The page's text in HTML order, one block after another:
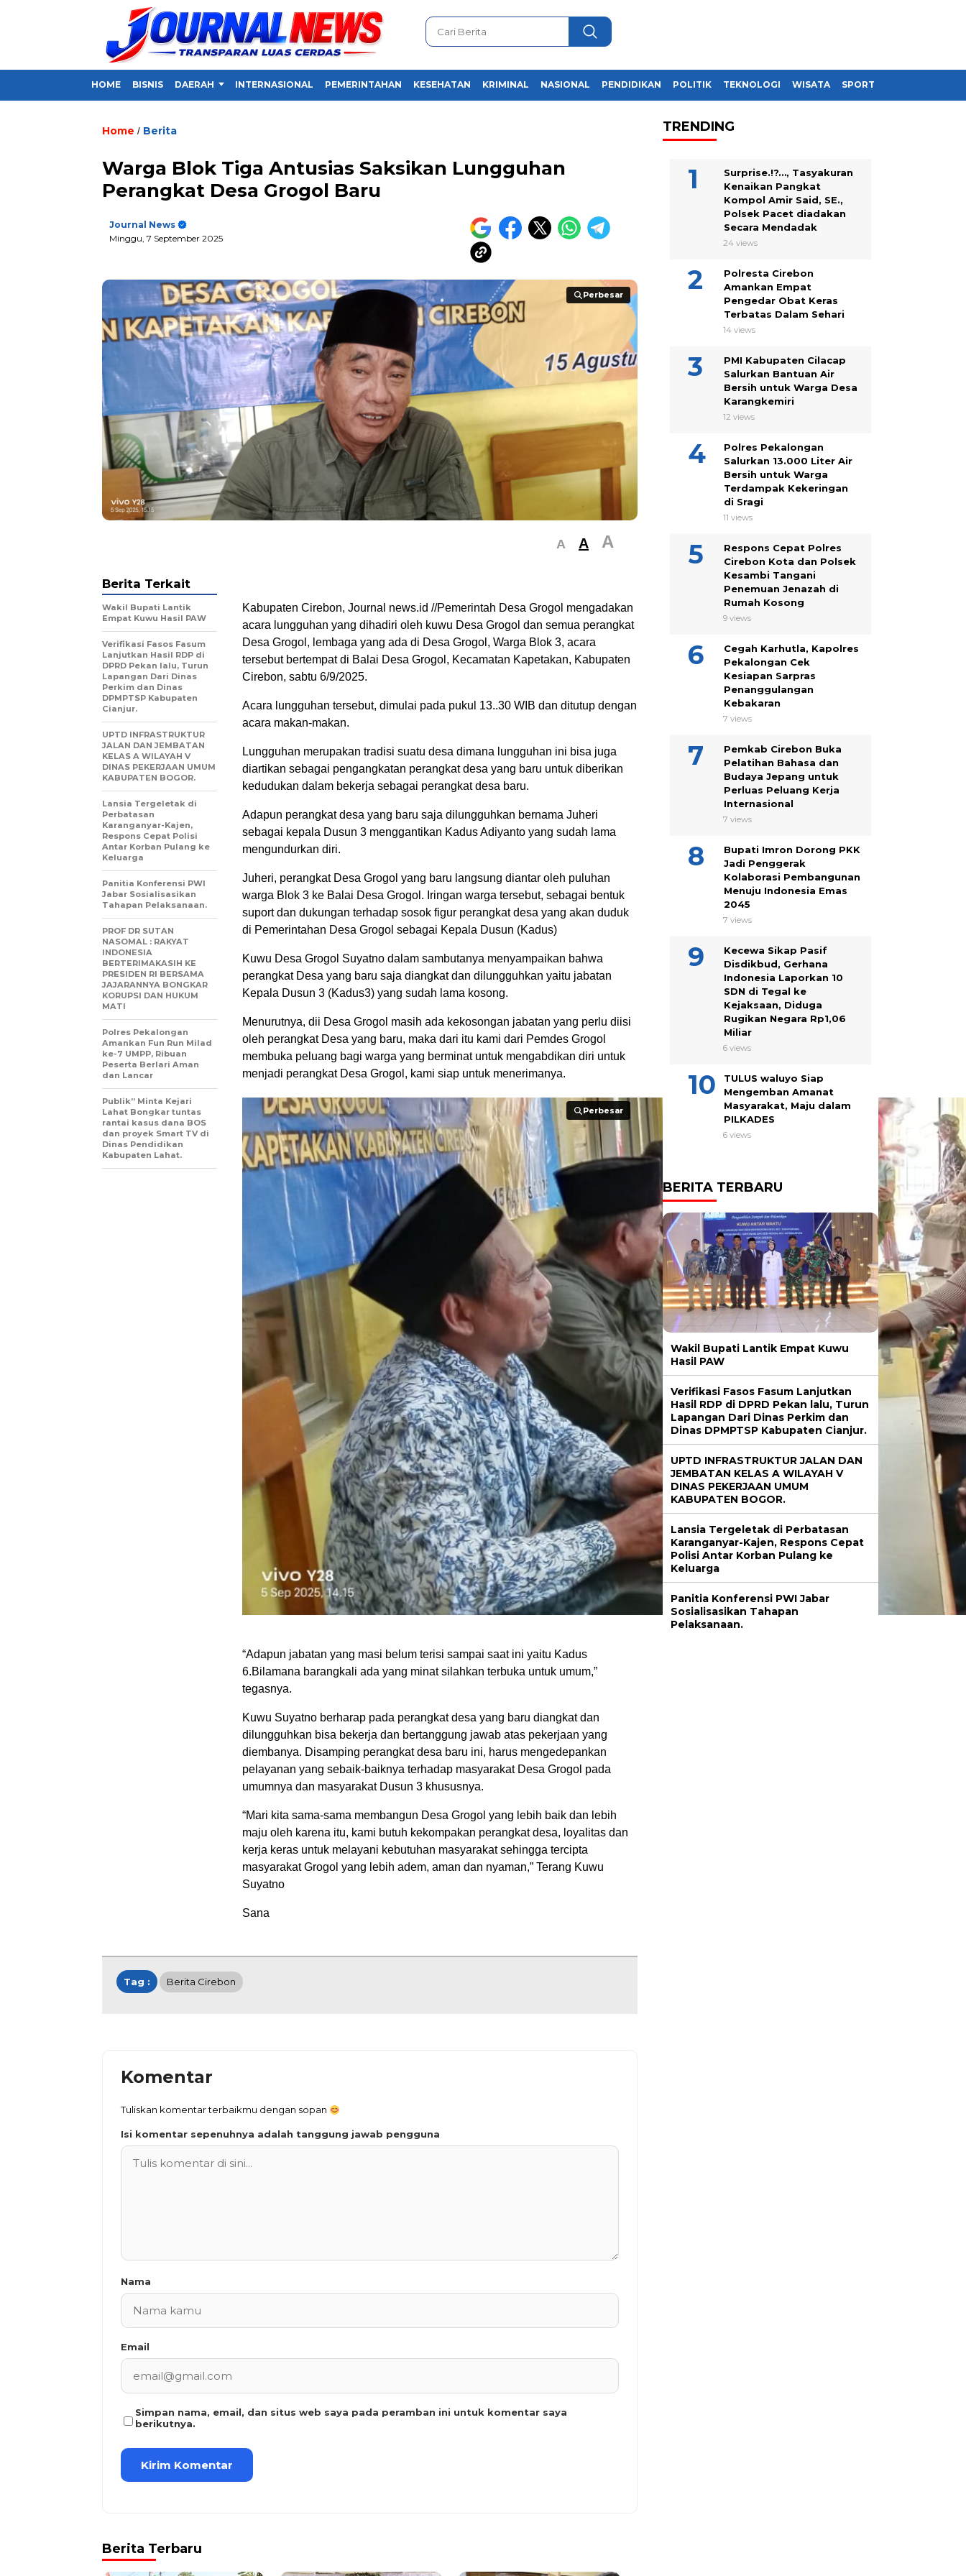
HOME BISNIS DAERAH INTERNASIONAL PEMERINTAHAN KESEHATAN KRIMINAL NASIONAL PENDIDIKAN POLITIK TEKNOLOGI WISATA SPORT
Home / Berita
Warga Blok Tiga Antusias Saksikan Lungguhan
Perangkat Desa Grogol Baru
Journal News
Minggu, 7 September 2025
Perbesar
Perbesar
A A A
Kabupaten Cirebon, Journal news.id //Pemerintah Desa Grogol mengadakan
acara lungguhan yang dihadiri oleh kuwu Desa Grogol dan semua perangkat
Desa Grogol, lembaga yang ada di Desa Grogol, Warga Blok 3, acara
tersebut bertempat di Balai Desa Grogol, Kecamatan Kapetakan, Kabupaten
Cirebon, sabtu 6/9/2025.
Acara lungguhan tersebut, dimulai pada pukul 13..30 WIB dan ditutup dengan
acara makan-makan.
Lungguhan merupakan tradisi suatu desa dimana lungguhan ini bisa juga
diartikan sebagai pengangkatan perangkat desa yang baru untuk diberikan
kedudukan dalam bekerja sebagai perangkat desa baru.
Adapun perangkat desa yang baru saja dilungguhkan bernama Juheri
sebagai kepala Dusun 3 menggantikan Kadus Adiyanto yang sudah lama
mengundurkan diri.
Juheri, perangkat Desa Grogol yang baru langsung diantar oleh puluhan
warga Blok 3 ke Balai Desa Grogol. Iringan warga tersebut, sebagai bentuk
suport dan dukungan terhadap sosok figur perangkat desa yang akan duduk
di Pemerintahan Desa Grogol sebagai Kepala Dusun (Kadus)
Kuwu Desa Grogol Suyatno dalam sambutanya menyampaikan bahwa
perangkat Desa yang baru saja diangkat dan dilungguhkan yaitu jabatan
Kepala Dusun 3 (Kadus3) yang sudah lama kosong.
Menurutnya, dii Desa Grogol masih ada kekosongan jabatan yang perlu diisi
oleh perangkat Desa yang baru, maka dari itu kami dari Pemdes Grogol
membuka peluang bagi warga yang berminat untuk mengabdikan diri untuk
menjadi perangkat Desa Grogol, kami siap untuk menerimanya.
Perbesar
Perbesar
“Adapun jabatan yang masi belum terisi sampai saat ini yaitu Kadus
6.Bilamana barangkali ada yang minat silahkan terbuka untuk umum,”
tegasnya.
Kuwu Suyatno berharap pada perangkat desa yang baru diangkat dan
dilungguhkan bisa bekerja dan bertanggung jawab atas pekerjaan yang
diembanya. Disamping perangkat desa baru ini, harus mengedepankan
pelayanan yang sebaik-baiknya terhadap masyarakat Desa Grogol pada
umumnya dan masyarakat Dusun 3 khususnya.
“Mari kita sama-sama membangun Desa Grogol yang lebih baik dan lebih
maju oleh karena itu, kami butuh kekompakan perangkat desa, loyalitas dan
kerja keras untuk melayani kebutuhan masyarakat sehingga tercipta
masyarakat Grogol yang lebih adem, aman dan nyaman,” Terang Kuwu
Suyatno
Sana
Berita Terkait
Wakil Bupati Lantik
Empat Kuwu Hasil PAW
Verifikasi Fasos Fasum
Lanjutkan Hasil RDP di
DPRD Pekan lalu, Turun
Lapangan Dari Dinas
Perkim dan Dinas
DPMPTSP Kabupaten
Cianjur.
UPTD INFRASTRUKTUR
JALAN DAN JEMBATAN
KELAS A WILAYAH V
DINAS PEKERJAAN UMUM
KABUPATEN BOGOR.
Lansia Tergeletak di
Perbatasan
Karanganyar-Kajen,
Respons Cepat Polisi
Antar Korban Pulang ke
Keluarga
Panitia Konferensi PWI
Jabar Sosialisasikan
Tahapan Pelaksanaan.
PROF DR SUTAN
NASOMAL : RAKYAT
INDONESIA
BERTERIMAKASIH KE
PRESIDEN RI BERSAMA
JAJARANNYA BONGKAR
KORUPSI DAN HUKUM
MATI
Polres Pekalongan
Amankan Fun Run Milad
ke-7 UMPP, Ribuan
Peserta Berlari Aman
dan Lancar
Publik” Minta Kejari
Lahat Bongkar tuntas
rantai kasus dana BOS
dan proyek Smart TV di
Dinas Pendidikan
Kabupaten Lahat.
Tag : Berita Cirebon
Komentar
Tuliskan komentar terbaikmu dengan sopan
Isi komentar sepenuhnya adalah tanggung jawab pengguna
Nama
Email
Simpan nama, email, dan situs web saya pada peramban ini untuk komentar saya
berikutnya.
Berita Terbaru
TRENDING
Surprise.!?…, Tasyakuran
Kenaikan Pangkat
Kompol Amir Said, SE.,
Polsek Pacet diadakan
Secara Mendadak
24 views
Polresta Cirebon
Amankan Empat
Pengedar Obat Keras
Terbatas Dalam Sehari
14 views
PMI Kabupaten Cilacap
Salurkan Bantuan Air
Bersih untuk Warga Desa
Karangkemiri
12 views
Polres Pekalongan
Salurkan 13.000 Liter Air
Bersih untuk Warga
Terdampak Kekeringan
di Sragi
11 views
Respons Cepat Polres
Cirebon Kota dan Polsek
Kesambi Tangani
Penemuan Jenazah di
Rumah Kosong
9 views
Cegah Karhutla, Kapolres
Pekalongan Cek
Kesiapan Sarpras
Penanggulangan
Kebakaran
7 views
Pemkab Cirebon Buka
Pelatihan Bahasa dan
Budaya Jepang untuk
Perluas Peluang Kerja
Internasional
7 views
Bupati Imron Dorong PKK
Jadi Penggerak
Kolaborasi Pembangunan
Menuju Indonesia Emas
2045
7 views
Kecewa Sikap Pasif
Disdikbud, Gerhana
Indonesia Laporkan 10
SDN di Tegal ke
Kejaksaan, Diduga
Rugikan Negara Rp1,06
Miliar
6 views
TULUS waluyo Siap
Mengemban Amanat
Masyarakat, Maju dalam
PILKADES
6 views
BERITA TERBARU
Wakil Bupati Lantik Empat Kuwu
Hasil PAW
Verifikasi Fasos Fasum Lanjutkan
Hasil RDP di DPRD Pekan lalu, Turun
Lapangan Dari Dinas Perkim dan
Dinas DPMPTSP Kabupaten Cianjur.
UPTD INFRASTRUKTUR JALAN DAN
JEMBATAN KELAS A WILAYAH V
DINAS PEKERJAAN UMUM
KABUPATEN BOGOR.
Lansia Tergeletak di Perbatasan
Karanganyar-Kajen, Respons Cepat
Polisi Antar Korban Pulang ke
Keluarga
Panitia Konferensi PWI Jabar
Sosialisasikan Tahapan
Pelaksanaan.